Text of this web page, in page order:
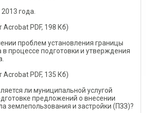
года.
PDF, 198 Кб)
проблем установления границы
в процессе подготовки и утверждения
PDF, 135 Кб)
ли муниципальной услугой
предложений о внесении
землепользования и застройки (ПЗЗ)?